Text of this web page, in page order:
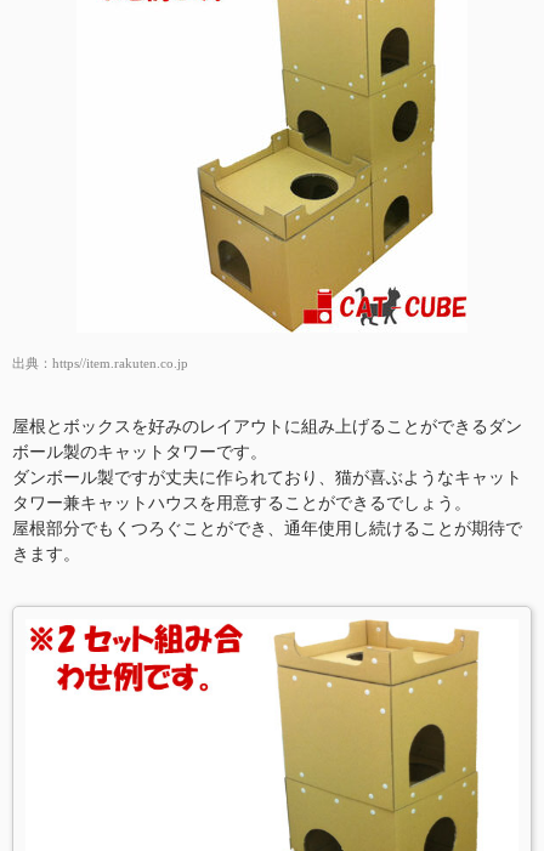
出典： https//item.rakuten.co.jp
屋根とボックスを好みのレイアウトに組み上げることができるダン
ボール製のキャットタワーです。
ダンボール製ですが丈夫に作られており、猫が喜ぶようなキャット
タワー兼キャットハウスを用意することができるでしょう。
屋根部分でもくつろぐことができ、通年使用し続けることが期待で
きます。